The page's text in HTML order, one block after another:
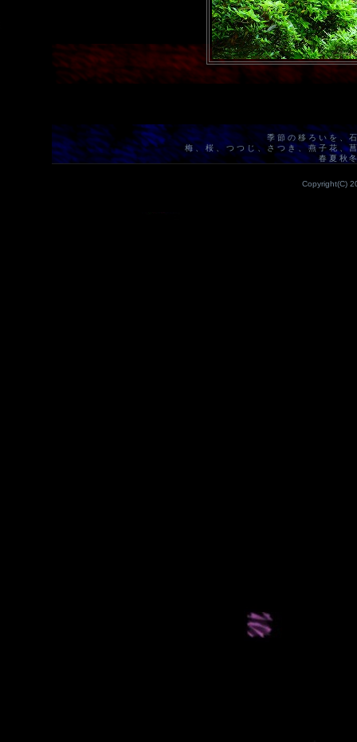
季節の移ろいを、
梅、桜、つつじ、さつき、燕子花、
春夏秋
Copyright(C)